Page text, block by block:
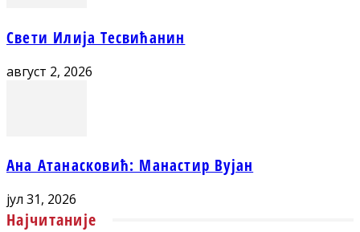
Свети Илија Тесвићанин
август 2, 2026
Ана Атанасковић: Манастир Вујан
јул 31, 2026
Најчитаније